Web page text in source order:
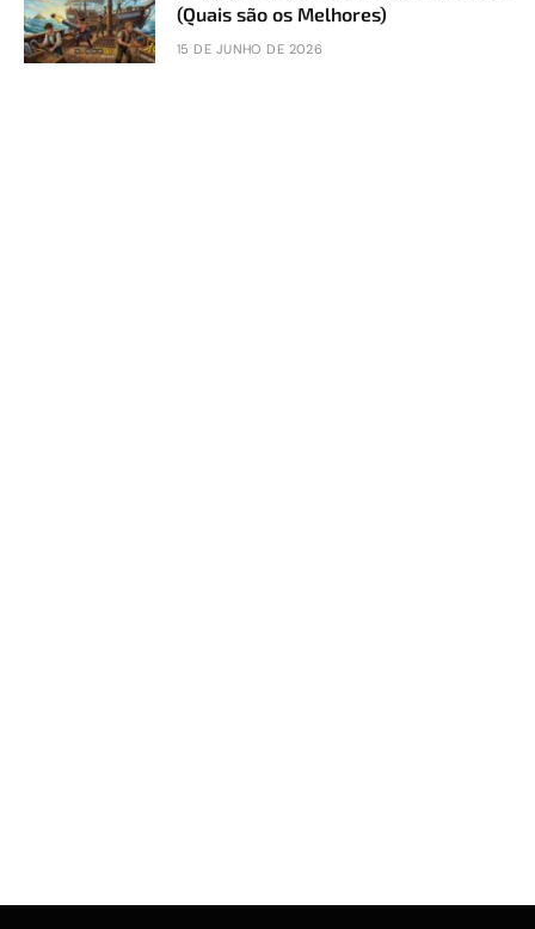
(Quais são os Melhores)
15 DE JUNHO DE 2026